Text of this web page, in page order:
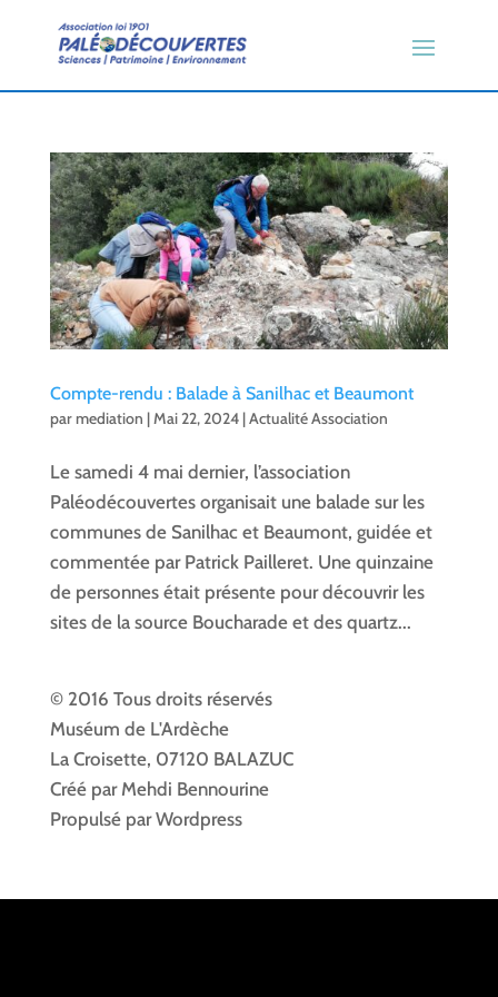
Compte-rendu : Balade à Sanilhac et Beaumont
parmediation |Mai 22, 2024|Actualité Association
Le samedi 4 mai dernier, l’association
Paléodécouvertes organisait une balade sur les
communes de Sanilhac et Beaumont, guidée et
commentée par Patrick Pailleret. Une quinzaine
de personnes était présente pour découvrir les
sites de la source Boucharade et des quartz...
© 2016 Tous droits réservés
Muséum de L'Ardèche
La Croisette, 07120 BALAZUC
Créé par Mehdi Bennourine
Propulsé par Wordpress